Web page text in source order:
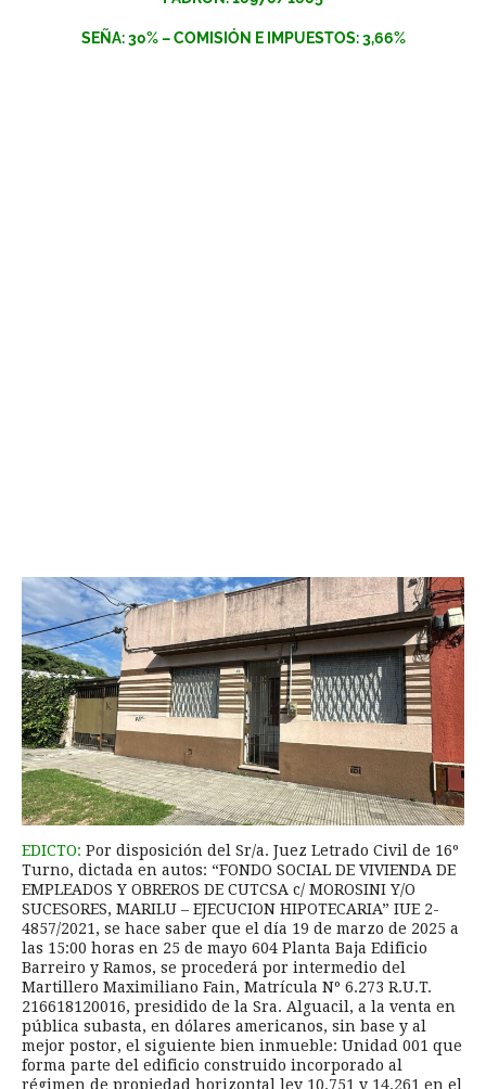
SEÑA: 30% – COMISIÓN E IMPUESTOS: 3,66%
EDICTO: Por disposición del Sr/a. Juez Letrado Civil de 16º
Turno, dictada en autos: “FONDO SOCIAL DE VIVIENDA DE
EMPLEADOS Y OBREROS DE CUTCSA c/ MOROSINI Y/O
SUCESORES, MARILU – EJECUCION HIPOTECARIA” IUE 2-
4857/2021, se hace saber que el día 19 de marzo de 2025 a
las 15:00 horas en 25 de mayo 604 Planta Baja Edificio
Barreiro y Ramos, se procederá por intermedio del
Martillero Maximiliano Fain, Matrícula Nº 6.273 R.U.T.
216618120016, presidido de la Sra. Alguacil, a la venta en
pública subasta, en dólares americanos, sin base y al
mejor postor, el siguiente bien inmueble: Unidad 001 que
forma parte del edificio construido incorporado al
régimen de propiedad horizontal ley 10.751 y 14.261 en el